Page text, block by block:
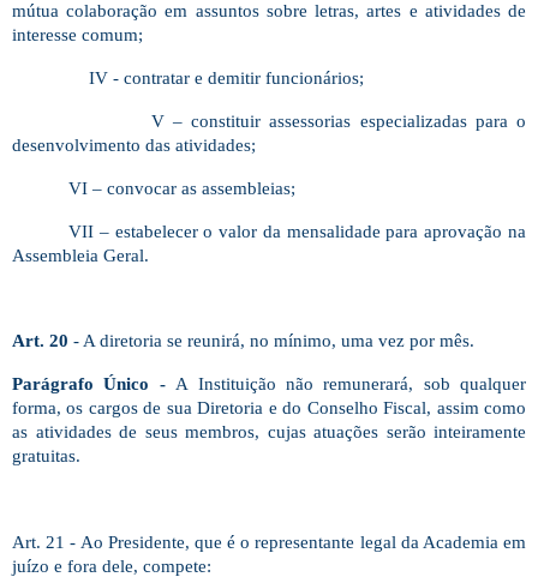
mútua colaboração em assuntos sobre letras, artes e atividades de
interesse comum;
IV - contratar e demitir funcionários;
V – constituir assessorias especializadas para o
desenvolvimento das atividades;
VI – convocar as assembleias;
VII – estabelecer o valor da mensalidade para aprovação na
Assembleia Geral.
Art. 20 - A diretoria se reunirá, no mínimo, uma vez por mês.
Parágrafo Único -A Instituição não remunerará, sob qualquer
forma, os cargos de sua Diretoria e do Conselho Fiscal, assim como
as atividades de seus membros, cujas atuações serão inteiramente
gratuitas.
Art. 21 - Ao Presidente, que é o representante legal da Academia em
juízo e fora dele, compete: